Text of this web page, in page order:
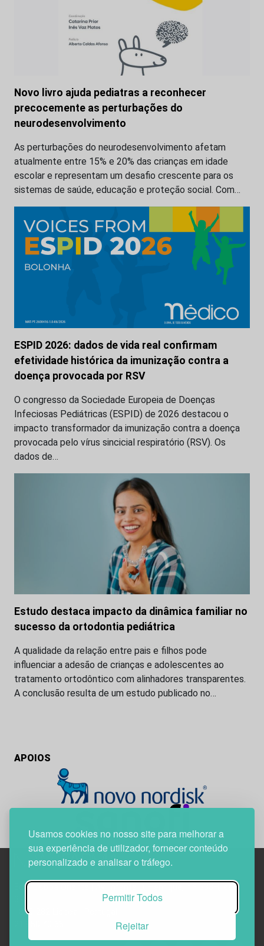
Usamos cookies no nosso site para melhorar a
sua experiência de utilizador, fornecer conteúdo
personalizado e analisar o tráfego.
Permitir Todos
Rejeitar
Novo livro ajuda pediatras a reconhecer
precocemente as perturbações do
neurodesenvolvimento
As perturbações do neurodesenvolvimento afetam
atualmente entre 15% e 20% das crianças em idade
escolar e representam um desafio crescente para os
sistemas de saúde, educação e proteção social. Com…
ESPID 2026: dados de vida real confirmam
efetividade histórica da imunização contra a
doença provocada por RSV
O congresso da Sociedade Europeia de Doenças
Infeciosas Pediátricas (ESPID) de 2026 destacou o
impacto transformador da imunização contra a doença
provocada pelo vírus sincicial respiratório (RSV). Os
dados de…
Estudo destaca impacto da dinâmica familiar no
sucesso da ortodontia pediátrica
A qualidade da relação entre pais e filhos pode
influenciar a adesão de crianças e adolescentes ao
tratamento ortodôntico com alinhadores transparentes.
A conclusão resulta de um estudo publicado no…
APOIOS
Edif. Lisboa Oriente | Av. Infante D. Henrique, n.º 333H, esc.
1800-282 Lisboa | Portugal